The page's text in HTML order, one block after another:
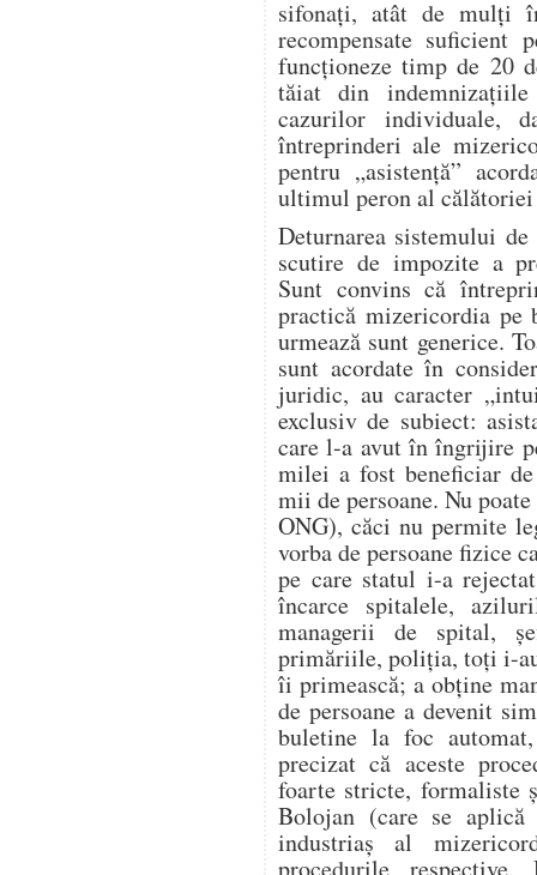
sifonați, atât de mulți
recompensate suficient
funcționeze timp de 20
tăiat din
cazurilor individuale,
întreprinderi ale
pentru „asistență”
ultimul peron al
Deturnarea sistemului
scutire de impozite a
Sunt convins că
practică mizericordia pe
urmează sunt generice.
sunt acordate în
juridic, au caracter
exclusiv de subiect:
care l-a avut în îngrijire
milei a fost beneficiar
mii de persoane. Nu
ONG), căci nu permite
vorba de persoane fizice
pe care statul i-a
încarce spitalele,
managerii de spital,
primăriile, poliția, toți i-
îi primească; a obține
de persoane a devenit
buletine la foc
precizat că aceste
foarte stricte, formaliste
Bolojan (care se
industriaș al
procedurile